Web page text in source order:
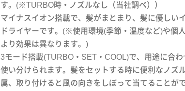
す。(※TURBO時・ノズルなし（当社調べ））
マイナスイオン搭載で、髪がまとまり、髪に優しい
ドライヤーです。(※使用環境(季節・温度など)や個
より効果は異なります。)
3モード搭載(TURBO・SET・COOL)で、用途に合わ
使い分けられます。髪をセットする時に便利なノズ
属、取り付けると風の向きをしぼって当てることが